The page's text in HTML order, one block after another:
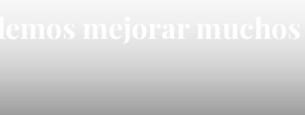
mejorar